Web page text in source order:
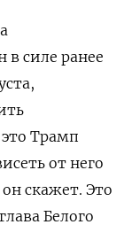
в силе ранее
Трамп
от него
скажет. Это
Белого